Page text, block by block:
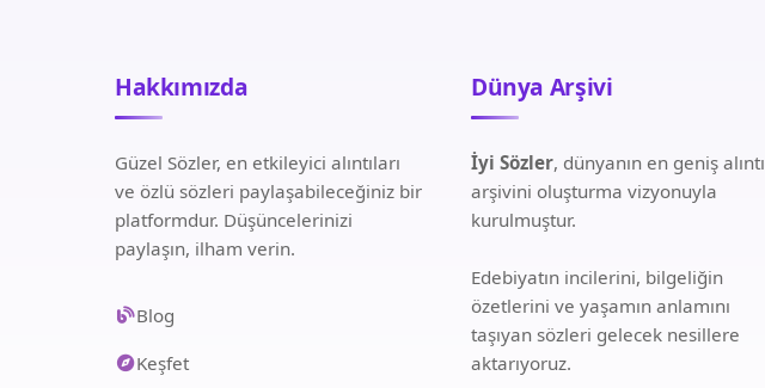
Hakkımızda
Güzel Sözler, en etkileyici alıntıları
ve özlü sözleri paylaşabileceğiniz bir
platformdur. Düşüncelerinizi
paylaşın, ilham verin.
Blog
Keşfet
Dünya Arşivi
İyi Sözler, dünyanın en geniş alıntı
arşivini oluşturma vizyonuyla
kurulmuştur.
Edebiyatın incilerini, bilgeliğin
özetlerini ve yaşamın anlamını
taşıyan sözleri gelecek nesillere
aktarıyoruz.